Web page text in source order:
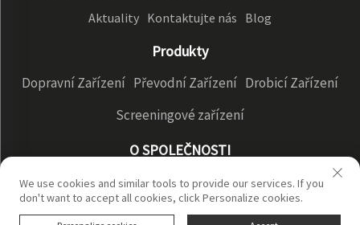
Aktuality Kontaktujte nás Blog
Produkty
Dopravní Zařízení Převodní Zařízení Drobicí Zařízení
Screeningové zařízení
O SPOLEČNOSTI
Společenský profil Výrobní displej NAŠE VÝHODY
Zásady ochrany soukromí
We use cookies and similar tools to provide our services. If you
don't want to accept all cookies, click Personalize cookies.